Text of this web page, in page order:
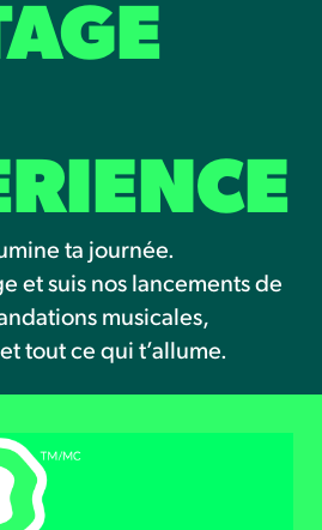
ta journée.
et suis nos lancements de
musicales,
tout ce qui t’allume.